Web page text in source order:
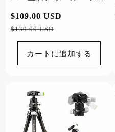
ク
通
常
価
$109.00 USD
ル
価
格
$139.00 USD
カートに追加する